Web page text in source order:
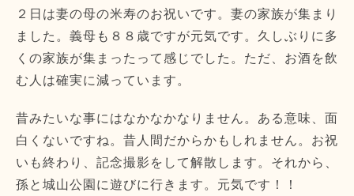
２日は妻の母の米寿のお祝いです。妻の家族が集まり
ました。義母も８８歳ですが元気です。久しぶりに多
くの家族が集まったって感じでした。ただ、お酒を飲
む人は確実に減っています。
昔みたいな事にはなかなかなりません。ある意味、面
白くないですね。昔人間だからかもしれません。お祝
いも終わり、記念撮影をして解散します。それから、
孫と城山公園に遊びに行きます。元気です！！